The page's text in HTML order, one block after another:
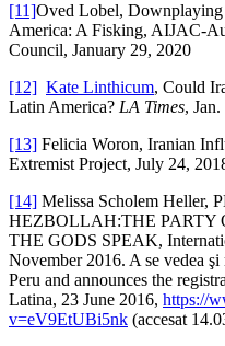
[11]Oved Lobel, Downplaying
America: A Fisking, AIJAC-
Council, January 29, 2020
[12] Kate Linthicum, Could
Latin America? LA Times,
[13] Felicia Woron, Iranian
Extremist Project, July 24,
[14] Melissa Scholem Heller,
HEZBOLLAH:THE PARTY
THE GODS SPEAK,
November 2016. A se vedea
Peru and announces the
Latina, 23 June 2016, https://
v=eV9EtUBi5nk (accesat